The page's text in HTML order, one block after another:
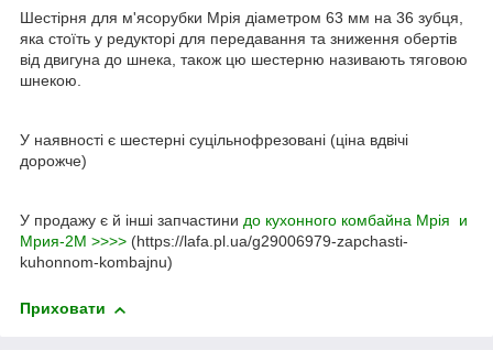
Шестірня для м'ясорубки Мрія діаметром 63 мм на 36 зубця,
яка стоїть у редукторі для передавання та зниження обертів
від двигуна до шнека, також цю шестерню називають тяговою
шнекою.
У наявності є шестерні суцільнофрезовані (ціна вдвічі
дорожче)
У продажу є й інші запчастини до кухонного комбайна Мрія и
Мрия-2М >>>> (https://lafa.pl.ua/g29006979-zapchasti-
kuhonnom-kombajnu)
Приховати